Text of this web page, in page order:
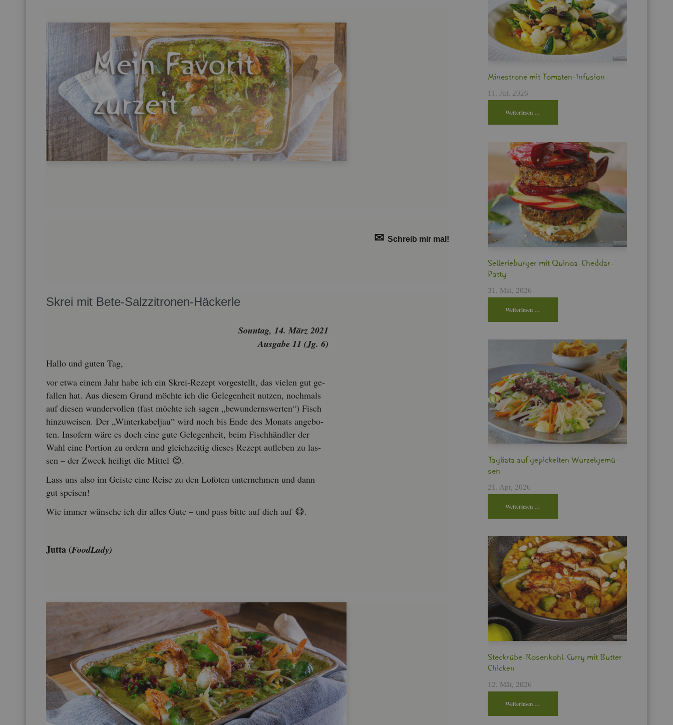
✉ Schreib mir mal!
Skrei mit Bete-Salz­zi­tro­nen-Hä­cker­le
Sonn­tag, 14. März 2021
Aus­ga­be 11 (Jg. 6)
Hallo und guten Tag,
vor etwa einem Jahr habe ich ein Skrei-Re­zept vor­ge­stellt, das vie­len gut ge­
fal­len hat. Aus die­sem Grund möch­te ich die Ge­le­gen­heit nut­zen, noch­mals
auf die­sen wun­der­vol­len (fast möch­te ich sagen „be­wun­derns­wer­ten“) Fisch
hin­zu­wei­sen. Der „Win­ter­ka­bel­jau“ wird noch bis Ende des Mo­nats an­ge­bo­
ten. In­so­fern wäre es doch eine gute Ge­le­gen­heit, beim Fisch­händ­ler der
Wahl eine Por­ti­on zu or­dern und gleich­zei­tig die­ses Re­zept auf­le­ben zu las­
sen – der Zweck hei­ligt die Mit­tel 😊.
Lass uns also im Geis­te eine Reise zu den Lo­fo­ten un­ter­neh­men und dann
gut spei­sen!
Wie immer wün­sche ich dir alles Gute – und pass bitte auf dich auf 😷.
Jutta (Food­La­dy)
Min­es­tro­ne mit To­ma­ten-In­fu­si­on
11. Jul, 2026
Wei­ter­le­sen …
Sel­le­rie­bur­ger mit Qui­noa-Ched­dar-
Patty
31. Mai, 2026
Wei­ter­le­sen …
Ta­glia­ta auf ge­pi­ckel­ten Wur­zel­ge­mü­
sen
21. Apr, 2026
Wei­ter­le­sen …
Steck­rü­be-Ro­sen­kohl-Curry mit But­ter
Chi­cken
12. Mär, 2026
Wei­ter­le­sen …